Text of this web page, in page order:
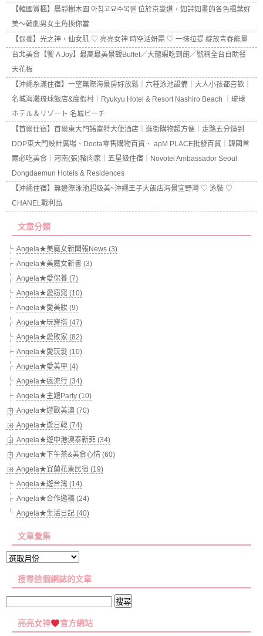
【韓國賞楓】晨靜樹木園 아침고요수목원 位於京畿道，如詩如畫的各色楓葉好
美～韓劇男女主角換你當
【保養】光之神，仙女肌 ♡ 亮亮女神 時空活妍霜 ♡ 一抹拉提 綻放青春能量
台北美食【饗 A Joy】最高最美景觀Buffet／大龍蝦吃到飽／號稱全台自助餐
天花板
【沖繩糸滿住宿】一望無際海景房好放鬆｜六種泳池設備｜大人小孩都喜歡｜
名城海灘琉球飯店&度假村｜Ryukyu Hotel & Resort Nashiro Beach ｜琉球
ホテル＆リゾート 名城ビーチ
【首爾住宿】首爾東大門諾富特大使酒店｜逛街購物超方便｜走路五分鐘到
DDP東大門設計廣場、Doota零售購物百貨、 apM PLACE批發百貨｜韓國首
爾必吃美食｜河南(張)豬肉家｜五星級住宿｜Novotel Ambassador Seoul
Dongdaemun Hotels & Residences
【沖繩住宿】無邊際泳池超級美~沖繩王子大飯店海景宜野灣 ♡ 泳裝 ♡
CHANEL戰利品
文章分類
Angela★美魔女新聞報News (3)
Angela★美魔女新書 (3)
Angela★愛保養 (7)
Angela★愛窈窕 (10)
Angela★愛美妝 (9)
Angela★玩穿搭 (47)
Angela★愛敗家 (82)
Angela★愛玩髮 (10)
Angela★愛美甲 (4)
Angela★瘋流行 (34)
Angela★主題Party (10)
Angela★遊歐美澳 (70)
Angela★遊日韓 (74)
Angela★遊中港澳泰新菲 (34)
Angela★下午茶&美食心情 (60)
Angela★宜蘭花東民宿 (19)
Angela★遊台灣 (14)
Angela★合作邀稿 (24)
Angela★生活日記 (40)
文章彙集
文
彙
搜尋這個網誌的文章
關
亮亮女神 官方網站